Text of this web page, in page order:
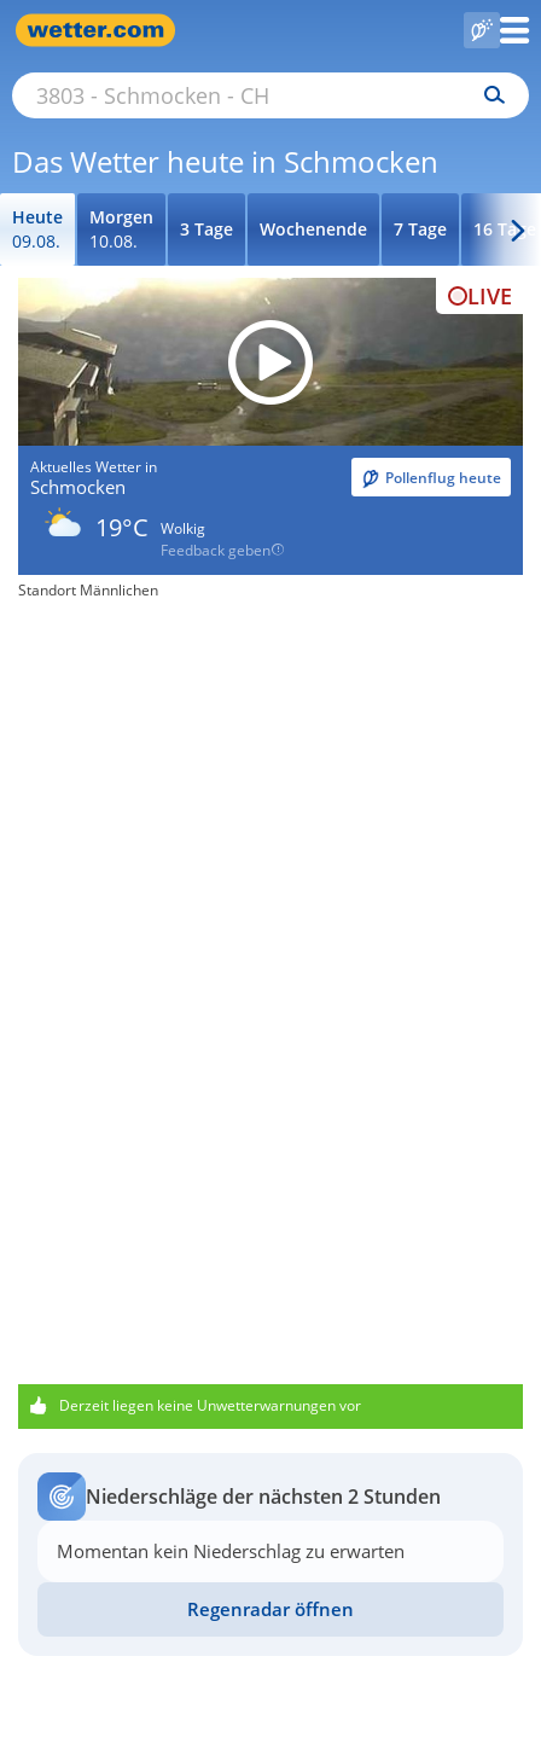
Das Wetter heute in Schmocken
Heute
09.08.
Morgen
10.08.
3 Tage Wochenende 7 Tage 16 Tage
LIVE
Aktuelles Wetter in
Schmocken Pollenflug heute
19°C
Wolkig
Feedback geben
Standort Männlichen
Derzeit liegen keine Unwetterwarnungen vor
Niederschläge der nächsten 2 Stunden
Momentan kein Niederschlag zu erwarten
Regenradar öffnen